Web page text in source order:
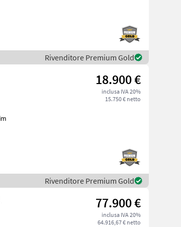
Rivenditore Premium Gold
18.900 €
inclusa IVA 20%
15.750 € netto
Rivenditore Premium Gold
77.900 €
inclusa IVA 20%
64.916,67 € netto